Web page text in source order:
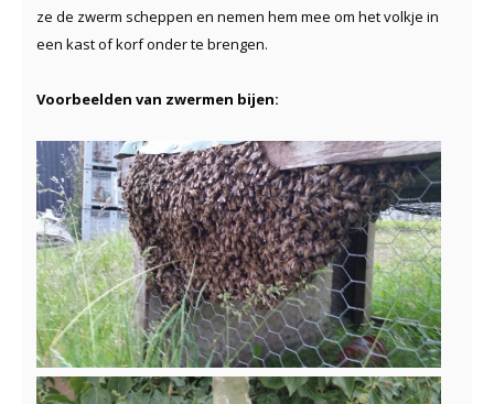
ze de zwerm scheppen en nemen hem mee om het volkje in
een kast of korf onder te brengen.
Voorbeelden van zwermen bijen: